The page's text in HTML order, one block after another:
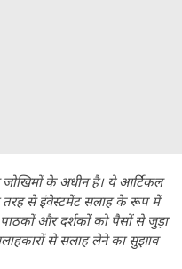
के अधीन है। ये आर्टिकल
तरह से इंवेस्टमेंट सलाह के रूप में
और दर्शकों को पैसों से जुड़ा
से सलाह लेने का सुझाव